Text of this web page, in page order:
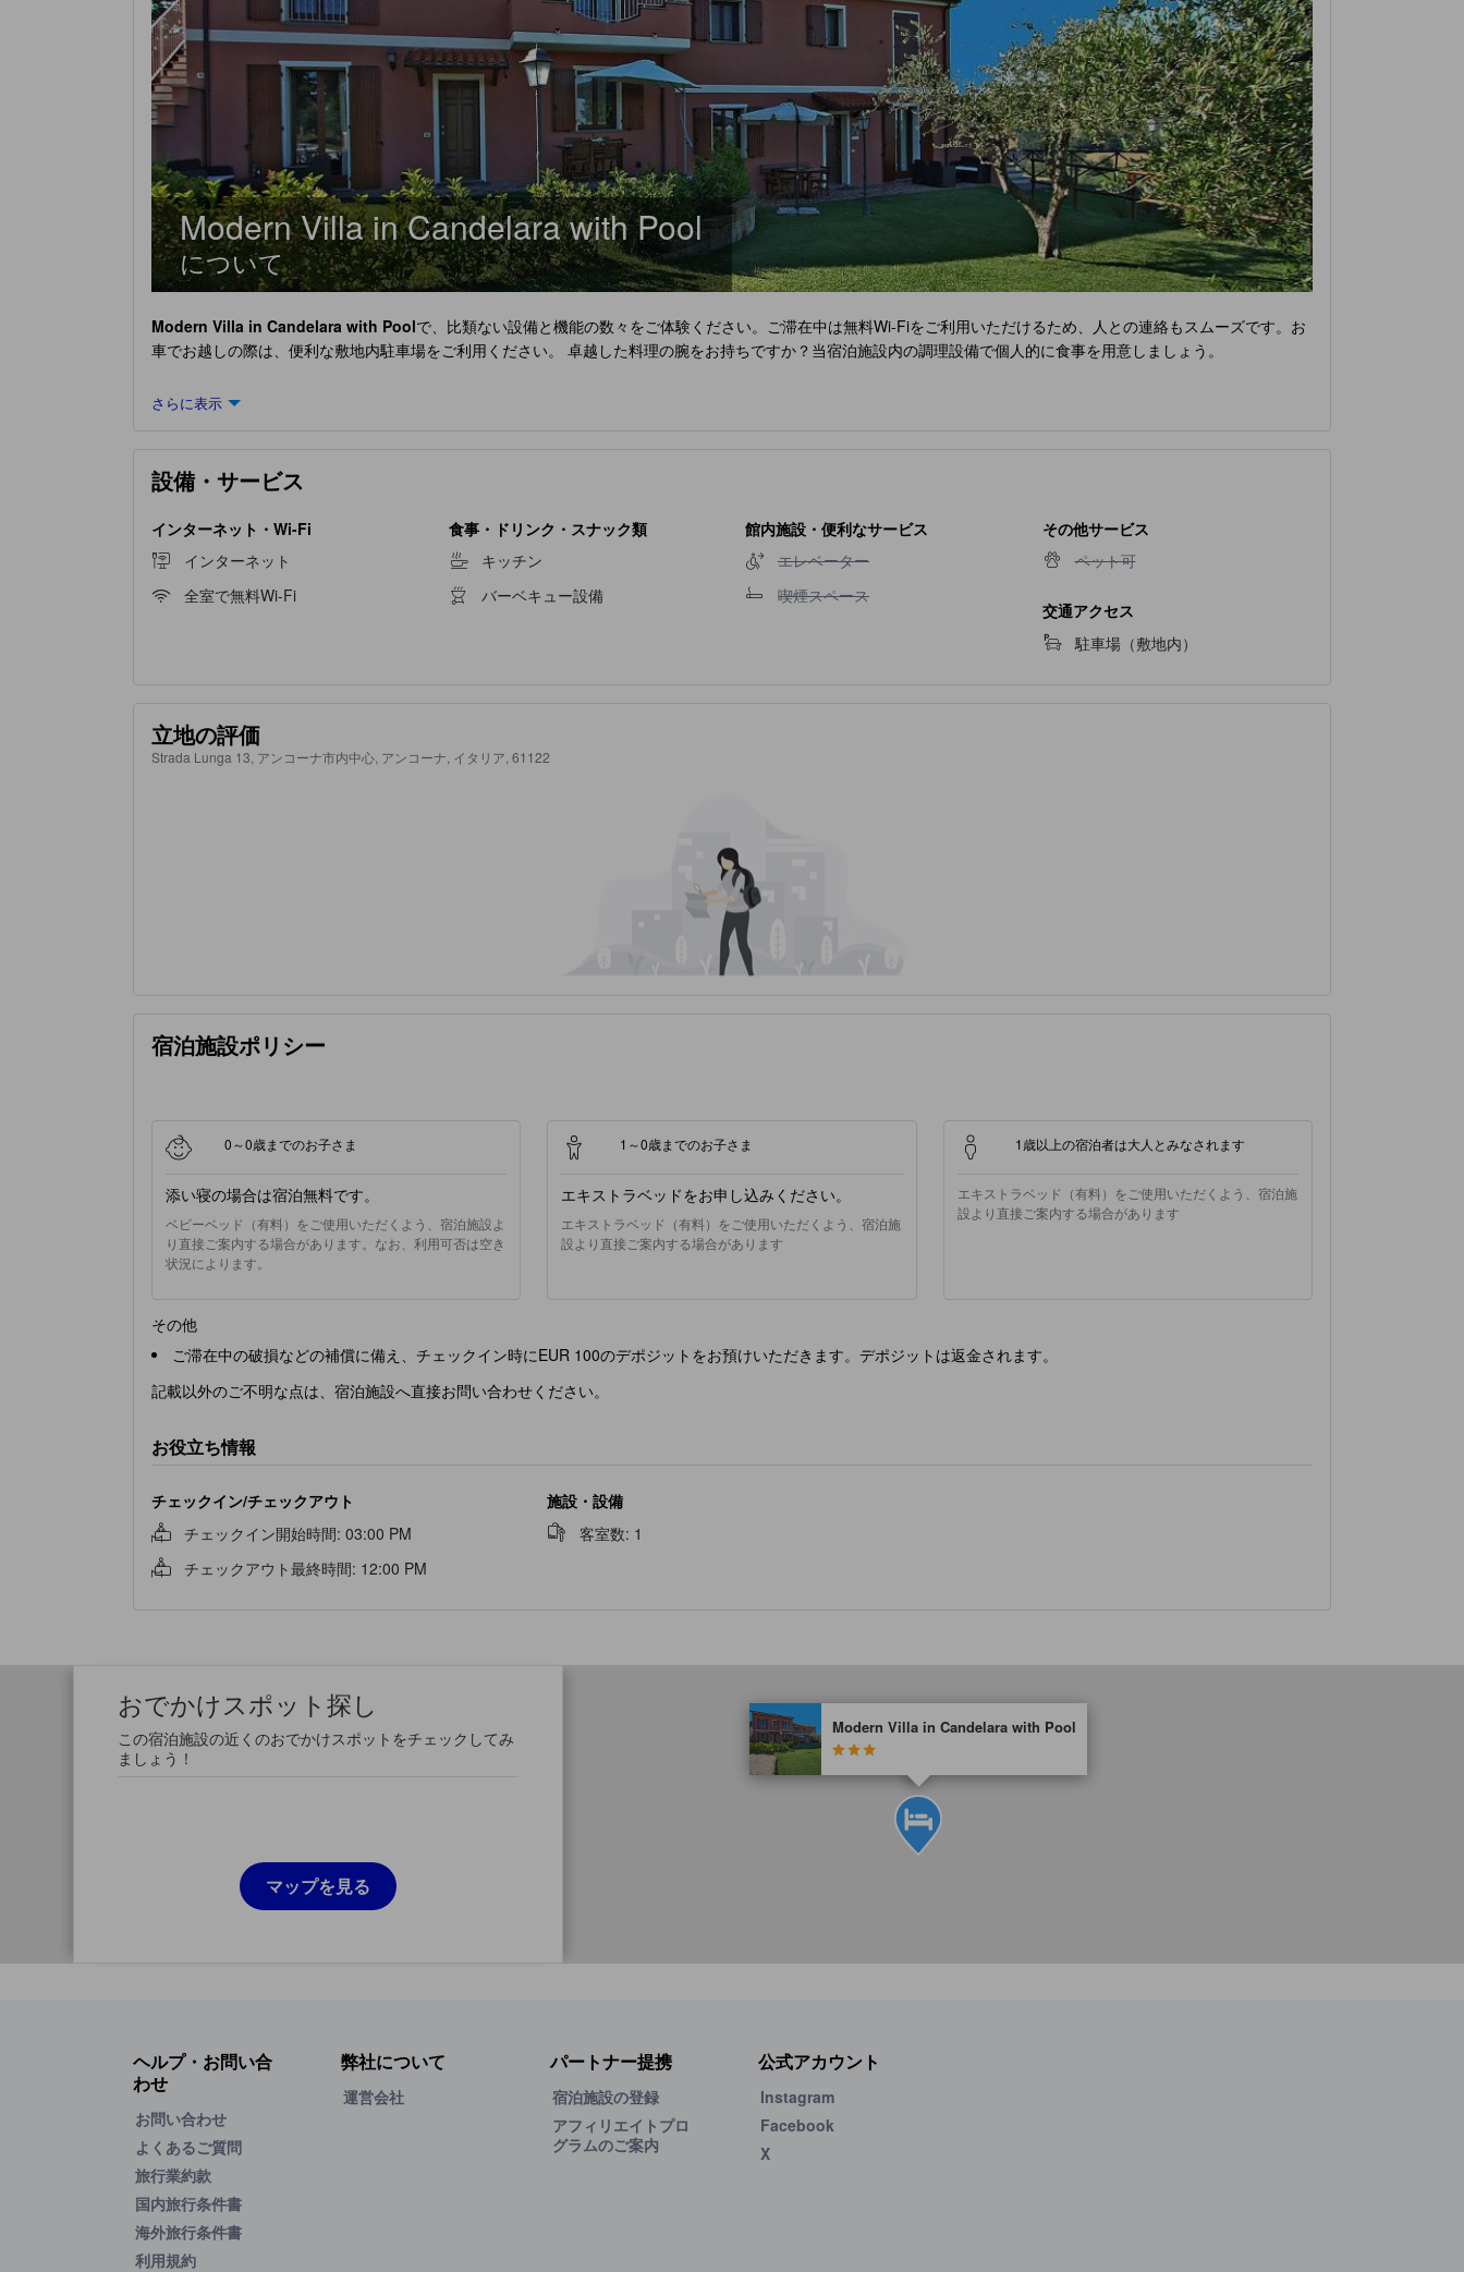
Modern Villa in Candelara with Pool
について
Modern Villa in Candelara with Poolで、比類ない設備と機能の数々をご体験ください。ご滞在中は無料Wi-Fiをご利用いただけるため、人との連絡もスムーズです。お
車でお越しの際は、便利な敷地内駐車場をご利用ください。 卓越した料理の腕をお持ちですか？当宿泊施設内の調理設備で個人的に食事を用意しましょう。
さらに表示
設備・サービス
インターネット・Wi-Fi
インターネット
全室で無料Wi-Fi
食事・ドリンク・スナック類
キッチン
バーベキュー設備
館内施設・便利なサービス
エレベーター不可
エレベーター
喫煙スペース不可
喫煙スペース
その他サービス
ペット可不可
ペット可
交通アクセス
駐車場（敷地内）
立地の評価
Strada Lunga 13, アンコーナ市内中心, アンコーナ, イタリア, 61122
宿泊施設ポリシー
0～0歳までのお子さま
添い寝の場合は宿泊無料です。
ベビーベッド（有料）をご使用いただくよう、宿泊施設よ
り直接ご案内する場合があります。なお、利用可否は空き
状況によります。
1～0歳までのお子さま
エキストラベッドをお申し込みください。
エキストラベッド（有料）をご使用いただくよう、宿泊施
設より直接ご案内する場合があります
1歳以上の宿泊者は大人とみなされます
エキストラベッド（有料）をご使用いただくよう、宿泊施
設より直接ご案内する場合があります
その他
ご滞在中の破損などの補償に備え、チェックイン時にEUR 100のデポジットをお預けいただきます。デポジットは返金されます。
記載以外のご不明な点は、宿泊施設へ直接お問い合わせください。
お役立ち情報
チェックイン/チェックアウト
チェックイン開始時間: 03:00 PM
チェックアウト最終時間: 12:00 PM
施設・設備
客室数: 1
Modern Villa in Candelara with Pool
tooltip
星評価は、提携サイトから受け取った情報であり、宿泊施設に備わっていると予測される快適さや客室
おでかけスポット探し
この宿泊施設の近くのおでかけスポットをチェックしてみ
ましょう！
マップを見る
ヘルプ・お問い合
わせ
お問い合わせ
よくあるご質問
旅行業約款
国内旅行条件書
海外旅行条件書
利用規約
弊社について
運営会社
パートナー提携
宿泊施設の登録
アフィリエイトプロ
グラムのご案内
公式アカウント
Instagram
Facebook
X